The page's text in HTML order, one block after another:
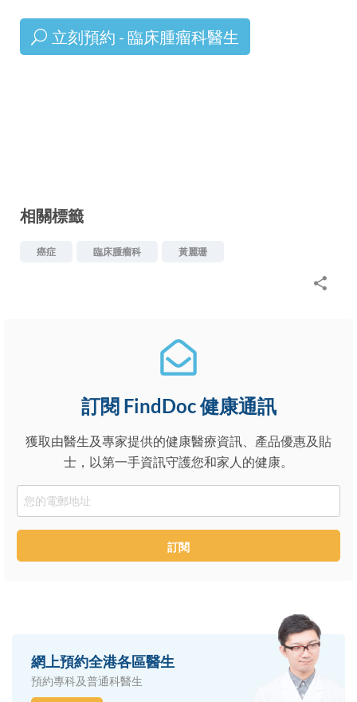
立刻預約 - 臨床腫瘤科醫生
相關標籤
癌症 臨床腫瘤科 黃麗珊
訂閱 FindDoc 健康通訊
獲取由醫生及專家提供的健康醫療資訊、產品優惠及貼
士，以第一手資訊守護您和家人的健康。
Email
訂閱
網上預約全港各區醫生
預約專科及普通科醫生